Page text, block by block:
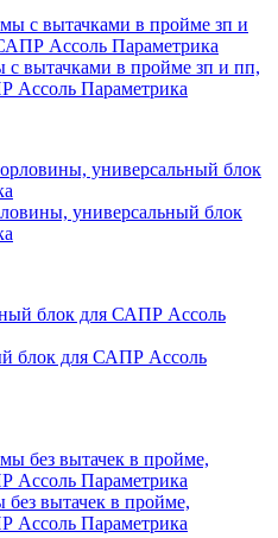
вытачками в пройме зп и пп,
Ассоль Параметрика
универсальный блок
блок для САПР Ассоль
вытачек в пройме,
Ассоль Параметрика